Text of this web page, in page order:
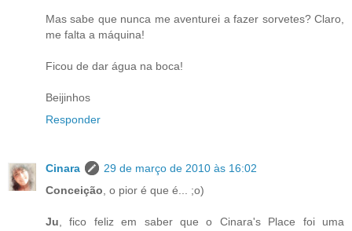
Mas sabe que nunca me aventurei a fazer sorvetes? Claro,
me falta a máquina!
Ficou de dar água na boca!
Beijinhos
Responder
Cinara
29 de março de 2010 às 16:02
Conceição , o pior é que é... ;o)
Ju , fico feliz em saber que o Cinara's Place foi uma